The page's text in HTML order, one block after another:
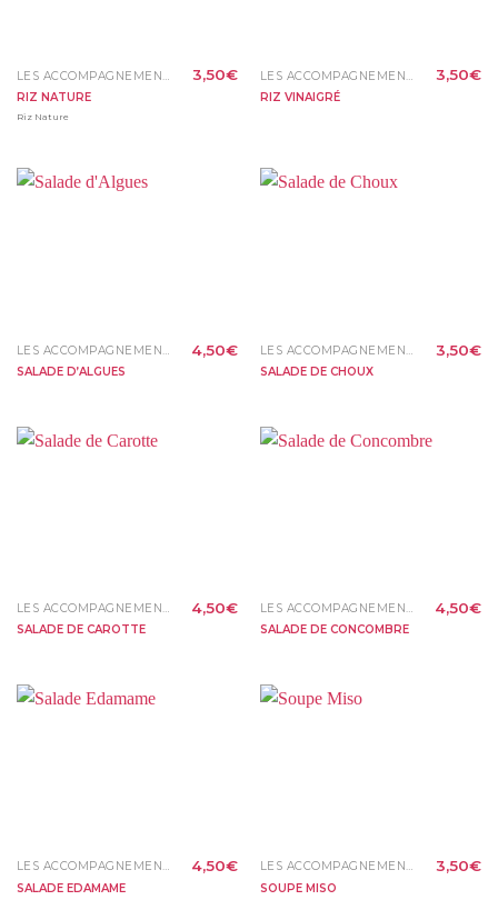
RIZ NATURE
3,50€
Riz Nature
RIZ VINAIGRÉ
3,50€
SALADE D’ALGUES
4,50€
SALADE DE CHOUX
3,50€
LES ACCOMPAGNEMENTS
SALADE DE CAROTTE
4,50€
LES ACCOMPAGNEMENTS
SALADE DE CONCOMBRE
4,50€
LES ACCOMPAGNEMENTS
SALADE EDAMAME
4,50€
LES ACCOMPAGNEMENTS
SOUPE MISO
3,50€